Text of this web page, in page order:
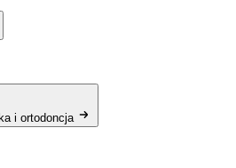
i ortodoncja